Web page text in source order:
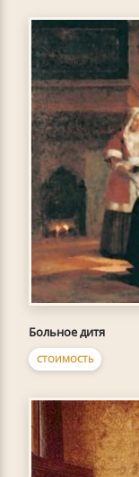
Больное дитя
СТОИМОСТЬ